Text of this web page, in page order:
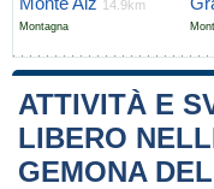
14.9km
Montagna
ATTIVITÀ E
LIBERO
GEMONA